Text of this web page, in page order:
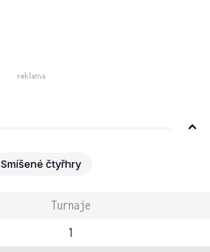
Smíšené čtyřhry
Turnaje
1